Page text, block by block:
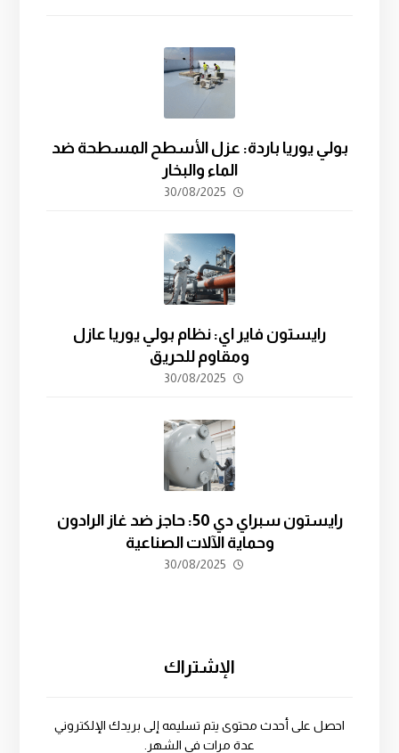
بولي يوريا باردة: عزل الأسطح المسطحة ضد
الماء والبخار
30/08/2025
رايستون فاير اي: نظام بولي يوريا عازل
ومقاوم للحريق
30/08/2025
رايستون سبراي دي 50: حاجز ضد غاز الرادون
وحماية الآلات الصناعية
30/08/2025
الإشتراك
احصل على أحدث محتوى يتم تسليمه إلى بريدك الإلكتروني
عدة مرات في الشهر.